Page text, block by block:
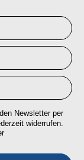
Newsletter per
widerrufen.